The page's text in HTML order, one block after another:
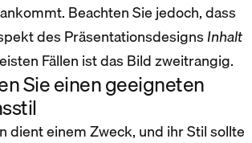
Beachten Sie jedoch, dass
des PräsentationsdesignsInhalt
Fällen ist das Bild zweitrangig.
Sie einen geeigneten
dient einem Zweck, und ihr Stil sollte